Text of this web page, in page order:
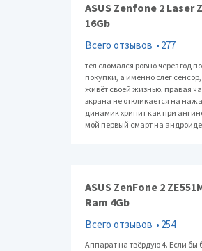
ASUS Zenfone 2 Laser
16Gb
Всего отзывов 277
тел сломался ровно через год
покупки, а именно слёг сенсор,
живёт своей жизнью, правая
экрана не откликается на
динамик хрипит как при
мой первый смарт на
ASUS ZenFone 2
Ram 4Gb
Всего отзывов 254
Аппарат на твёрдую 4. Если бы